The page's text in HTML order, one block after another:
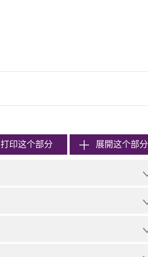
打印这个部分 展開这个部分